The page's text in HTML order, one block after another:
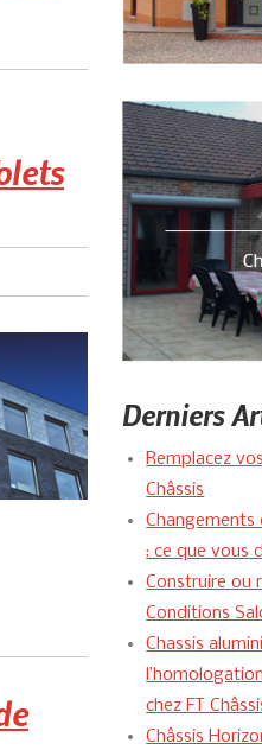
Derniers
Remplacez
Châssis
Changements
: ce que vous
Construire ou
Conditions
Chassis
chez FT
Châssis